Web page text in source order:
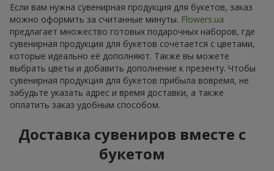
Если вам нужна сувенирная продукция для букетов, заказ
можно оформить за считанные минуты. Flowers.ua
предлагает множество готовых подарочных наборов, где
сувенирная продукция для букетов сочетается с цветами,
которые идеально её дополняют. Также вы можете
выбрать цветы и добавить дополнение к презенту. Чтобы
сувенирная продукция для букетов прибыла вовремя, не
забудьте указать адрес и время доставки, а также
оплатить заказ удобным способом.
Доставка сувениров вместе с
букетом